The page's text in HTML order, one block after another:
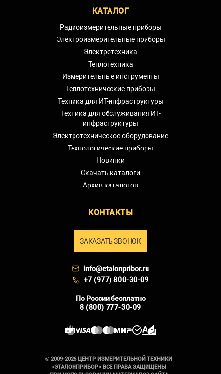
КАТАЛОГ
Радиоизмерительные приборы
Электроизмерительные приборы
Электротехника
Теплотехника
Измерительные инструменты
Теплотехнические приборы
Техника для ИТ-инфраструктуры
Техника для обслуживания ИТ-
инфраструктуры
Электротехническое оборудование
Технологические приборы
Новинки
Скачать каталоги
Архив каталогов
КОНТАКТЫ
ЗАКАЗАТЬ ЗВОНОК
info@etalonpribor.ru
+7 (977) 800-30-09
По России бесплатно
8 (800) 777-30-09
© 2009-2026 ЦЕНТР ИЗМЕРИТЕЛЬНОЙ ТЕХНИКИ
«ЭТАЛОНПРИБОР» ВСЕ ПРАВА ЗАЩИЩЕНЫ